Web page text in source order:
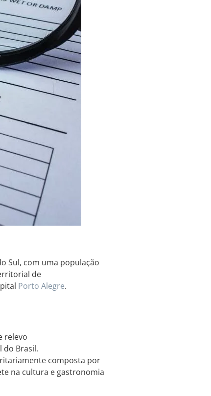
Sul, com uma população
de
Porto Alegre.
relevo
do Brasil.
composta por
na cultura e gastronomia